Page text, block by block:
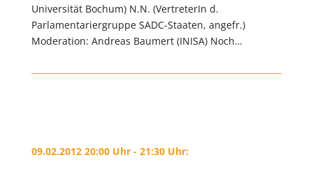
Universität Bochum) N.N. (VertreterIn d.
Parlamentariergruppe SADC-Staaten, angefr.)
Moderation: Andreas Baumert (INISA) Noch…
09.02.2012 20:00 Uhr - 21:30 Uhr: